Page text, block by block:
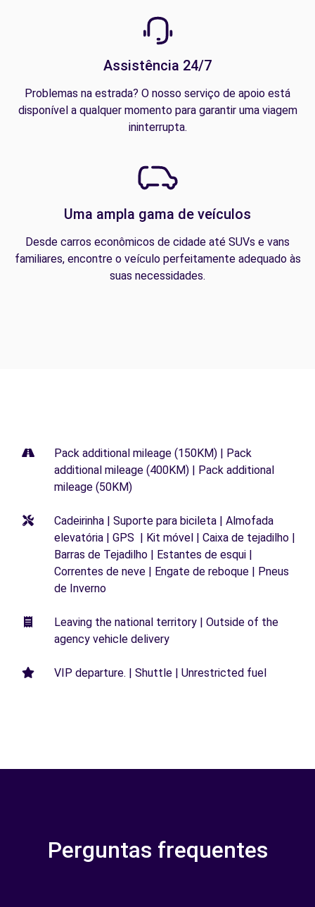
Assistência 24/7
Problemas na estrada? O nosso serviço de apoio está
disponível a qualquer momento para garantir uma viagem
ininterrupta.
Uma ampla gama de veículos
Desde carros econômicos de cidade até SUVs e vans
familiares, encontre o veículo perfeitamente adequado às
suas necessidades.
Pack additional mileage (150KM) | Pack
additional mileage (400KM) | Pack additional
mileage (50KM)
Cadeirinha | Suporte para bicileta | Almofada
elevatória | GPS | Kit móvel | Caixa de tejadilho |
Barras de Tejadilho | Estantes de esqui |
Correntes de neve | Engate de reboque | Pneus
de Inverno
Leaving the national territory | Outside of the
agency vehicle delivery
VIP departure. | Shuttle | Unrestricted fuel
Perguntas frequentes